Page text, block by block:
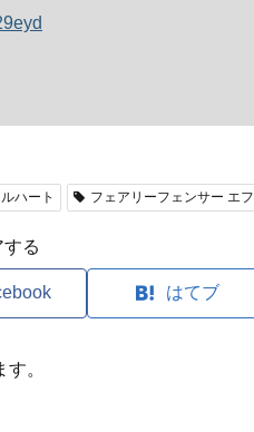
ハート フェアリーフェンサー エフ
する
はてブ
。